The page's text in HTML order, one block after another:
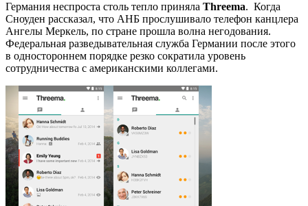
Германия неспроста столь тепло приняла Threema. Когда
Сноуден рассказал, что АНБ прослушивало телефон канцлера
Ангелы Меркель, по стране прошла волна негодования.
Федеральная разведывательная служба Германии после этого
в одностороннем порядке резко сократила уровень
сотрудничества с американскими коллегами.